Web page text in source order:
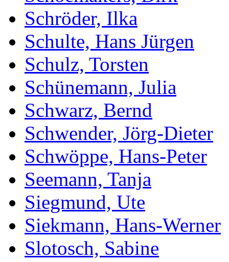
Schröder, Ilka
Schulte, Hans Jürgen
Schulz, Torsten
Schünemann, Julia
Schwarz, Bernd
Schwender, Jörg-Dieter
Schwöppe, Hans-Peter
Seemann, Tanja
Siegmund, Ute
Siekmann, Hans-Werner
Slotosch, Sabine